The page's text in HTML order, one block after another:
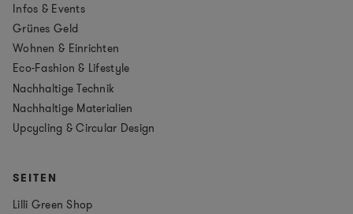
Infos & Events
Grünes Geld
Wohnen & Einrichten
Eco-Fashion & Lifestyle
Nachhaltige Technik
Nachhaltige Materialien
Upcycling & Circular Design
SEITEN
Lilli Green Shop